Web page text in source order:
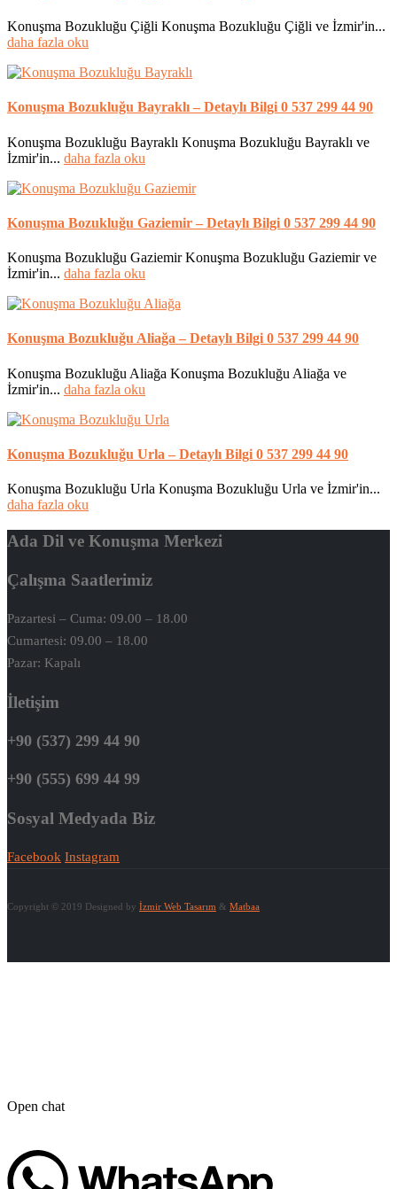
Konuşma Bozukluğu Çiğli Konuşma Bozukluğu Çiğli ve İzmir'in...
daha fazla oku
Konuşma Bozukluğu Bayraklı – Detaylı Bilgi 0 537 299 44 90
Konuşma Bozukluğu Bayraklı Konuşma Bozukluğu Bayraklı ve
İzmir'in... daha fazla oku
Konuşma Bozukluğu Gaziemir – Detaylı Bilgi 0 537 299 44 90
Konuşma Bozukluğu Gaziemir Konuşma Bozukluğu Gaziemir ve
İzmir'in... daha fazla oku
Konuşma Bozukluğu Aliağa – Detaylı Bilgi 0 537 299 44 90
Konuşma Bozukluğu Aliağa Konuşma Bozukluğu Aliağa ve
İzmir'in... daha fazla oku
Konuşma Bozukluğu Urla – Detaylı Bilgi 0 537 299 44 90
Konuşma Bozukluğu Urla Konuşma Bozukluğu Urla ve İzmir'in...
daha fazla oku
Ada Dil ve Konuşma Merkezi
Çalışma Saatlerimiz
Pazartesi – Cuma: 09.00 – 18.00
Cumartesi: 09.00 – 18.00
Pazar: Kapalı
İletişim
+90 (537) 299 44 90
+90 (555) 699 44 99
Sosyal Medyada Biz
Facebook Instagram
Copyright © 2019 Designed by İzmir Web Tasarım & Matbaa
Open chat